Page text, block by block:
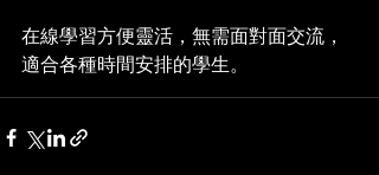
在線學習方便靈活，無需面對面交流，
適合各種時間安排的學生。